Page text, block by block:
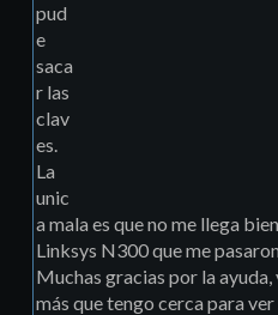
pud
e
saca
r las
clav
es.
La
unic
a mala es que no me llega
Linksys N300 que me
Muchas gracias por la
más que tengo cerca para